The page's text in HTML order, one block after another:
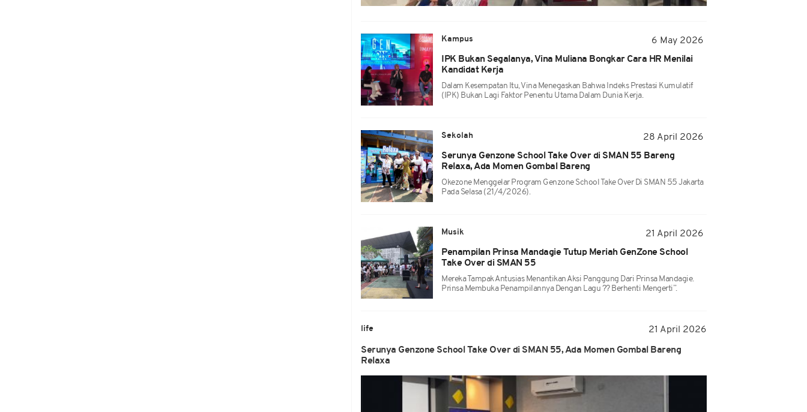
Kampus
6 May 2026
IPK Bukan Segalanya, Vina Muliana Bongkar Cara HR Menilai
Kandidat Kerja
Dalam Kesempatan Itu, Vina Menegaskan Bahwa Indeks Prestasi Kumulatif
(IPK) Bukan Lagi Faktor Penentu Utama Dalam Dunia Kerja.
Sekolah
28 April 2026
Serunya Genzone School Take Over di SMAN 55 Bareng
Relaxa, Ada Momen Gombal Bareng
Okezone Menggelar Program Genzone School Take Over Di SMAN 55 Jakarta
Pada Selasa (21/4/2026).
Musik
21 April 2026
Penampilan Prinsa Mandagie Tutup Meriah GenZone School
Take Over di SMAN 55
Mereka Tampak Antusias Menantikan Aksi Panggung Dari Prinsa Mandagie.
Prinsa Membuka Penampilannya Dengan Lagu ?? Berhenti Mengerti”.
life 21 April 2026
Serunya Genzone School Take Over di SMAN 55, Ada Momen Gombal Bareng
Relaxa